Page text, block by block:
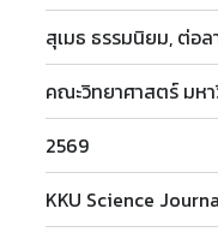
สุเมธ ธรรมนิยม, ต่อ
คณะวิทยาศาสตร์ มห
2569
KKU Science